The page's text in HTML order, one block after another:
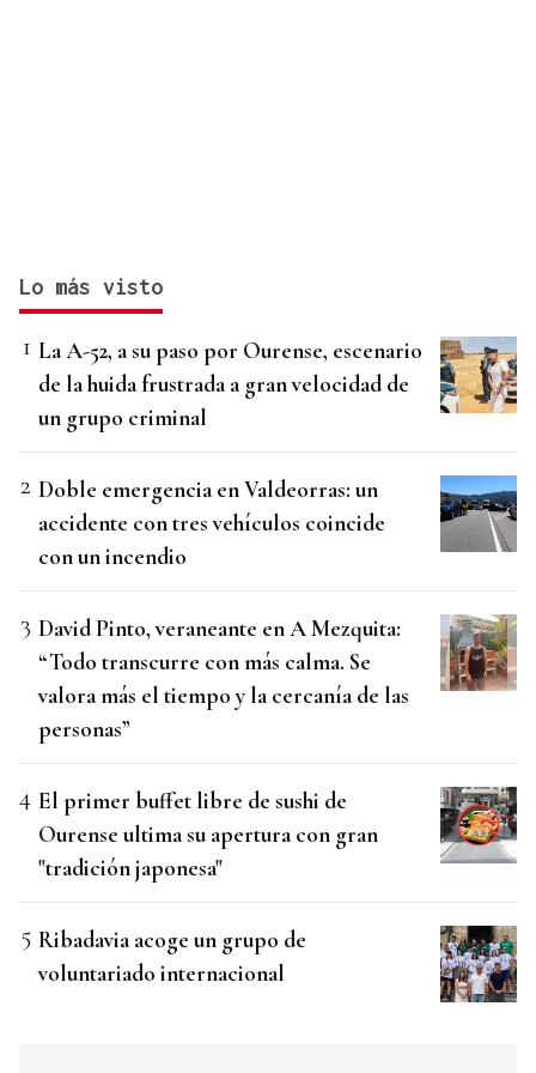
Lo más visto
La A-52, a su paso por Ourense, escenario
de la huida frustrada a gran velocidad de
un grupo criminal
Doble emergencia en Valdeorras: un
accidente con tres vehículos coincide
con un incendio
David Pinto, veraneante en A Mezquita:
“Todo transcurre con más calma. Se
valora más el tiempo y la cercanía de las
personas”
El primer buffet libre de sushi de
Ourense ultima su apertura con gran
"tradición japonesa"
Ribadavia acoge un grupo de
voluntariado internacional